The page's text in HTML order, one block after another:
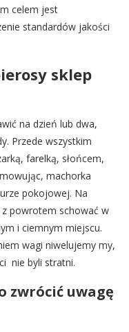
celem jest
standardów jakości
sklep
na dzień lub dwa,
Przede wszystkim
farelką, słońcem,
machorka
pokojowej. Na
powrotem schować w
i ciemnym miejscu.
wagi niwelujemy my,
nie byli stratni.
zwrócić uwagę